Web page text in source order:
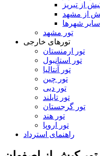
از تبریز
از مشهد
شهرها
تور مشهد
تورهای خارجی
تور ارمنستان
تور استانبول
تور آنتالیا
تور چین
تور دبی
تور تایلند
تور گرجستان
تور هند
تور اروپا
راهنمای استرداد